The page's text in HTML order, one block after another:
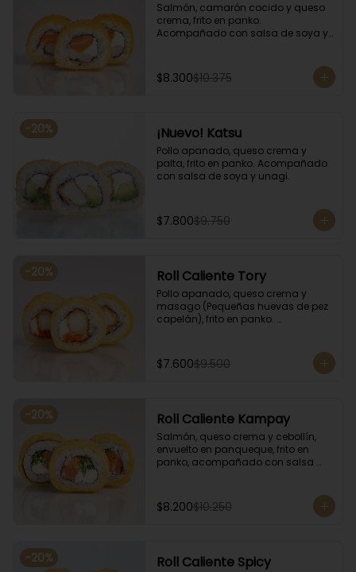
Salmón, camarón cocido y queso
crema, frito en panko.
Acompañado con salsa de soya y
$8.300$10.375
-20% ¡Nuevo! Katsu
Pollo apanado, queso crema y
palta, frito en panko. Acompañado
con salsa de soya y unagi.
$7.800$9.750
-20% Roll Caliente Tory
Pollo apanado, queso crema y
masago (Pequeñas huevas de pez
capelán), frito en panko.
$7.600$9.500
-20% Roll Caliente Kampay
Salmón, queso crema y cebollín,
envuelto en panqueque, frito en
panko, acompañado con salsa
$8.200$10.250
-20% Roll Caliente Spicy